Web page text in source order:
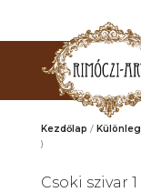
Kezdőlap /
)
Csoki szivar